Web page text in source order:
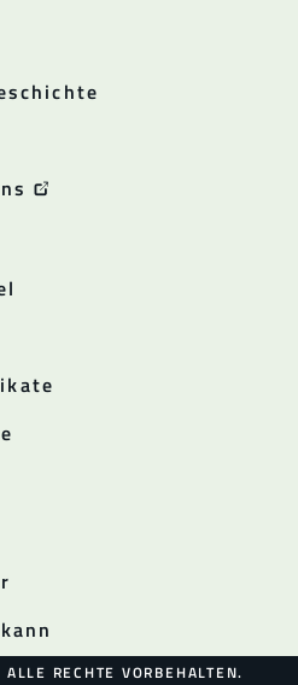
RECHTE VORBEHALTEN.